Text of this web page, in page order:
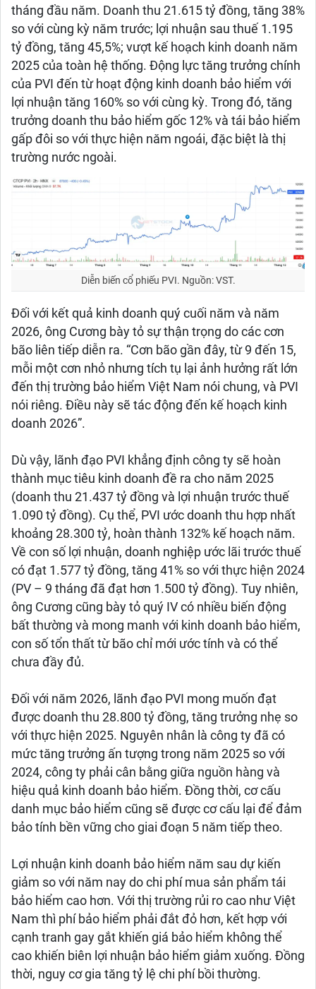
tháng đầu năm. Doanh thu 21.615 tỷ đồng, tăng 38%
so với cùng kỳ năm trước; lợi nhuận sau thuế 1.195
tỷ đồng, tăng 45,5%; vượt kế hoạch kinh doanh năm
2025 của toàn hệ thống. Động lực tăng trưởng chính
của PVI đến từ hoạt động kinh doanh bảo hiểm với
lợi nhuận tăng 160% so với cùng kỳ. Trong đó, tăng
trưởng doanh thu bảo hiểm gốc 12% và tái bảo hiểm
gấp đôi so với thực hiện năm ngoái, đặc biệt là thị
trường nước ngoài.
Diễn biến cổ phiếu PVI. Nguồn: VST.
Đối với kết quả kinh doanh quý cuối năm và năm
2026, ông Cương bày tỏ sự thận trọng do các cơn
bão liên tiếp diễn ra. “Cơn bão gần đây, từ 9 đến 15,
mỗi một cơn nhỏ nhưng tích tụ lại ảnh hưởng rất lớn
đến thị trường bảo hiểm Việt Nam nói chung, và PVI
nói riêng. Điều này sẽ tác động đến kế hoạch kinh
doanh 2026”.
Dù vậy, lãnh đạo PVI khẳng định công ty sẽ hoàn
thành mục tiêu kinh doanh đề ra cho năm 2025
(doanh thu 21.437 tỷ đồng và lợi nhuận trước thuế
1.090 tỷ đồng). Cụ thể, PVI ước doanh thu hợp nhất
khoảng 28.300 tỷ, hoàn thành 132% kế hoạch năm.
Về con số lợi nhuận, doanh nghiệp ước lãi trước thuế
có đạt 1.577 tỷ đồng, tăng 41% so với thực hiện 2024
(PV – 9 tháng đã đạt hơn 1.500 tỷ đồng). Tuy nhiên,
ông Cương cũng bày tỏ quý IV có nhiều biến động
bất thường và mong manh với kinh doanh bảo hiểm,
con số tổn thất từ bão chỉ mới ước tính và có thể
chưa đầy đủ.
Đối với năm 2026, lãnh đạo PVI mong muốn đạt
được doanh thu 28.800 tỷ đồng, tăng trưởng nhẹ so
với thực hiện 2025. Nguyên nhân là công ty đã có
mức tăng trưởng ấn tượng trong năm 2025 so với
2024, công ty phải cân bằng giữa nguồn hàng và
hiệu quả kinh doanh bảo hiểm. Đồng thời, cơ cấu
danh mục bảo hiểm cũng sẽ được cơ cấu lại để đảm
bảo tính bền vững cho giai đoạn 5 năm tiếp theo.
Lợi nhuận kinh doanh bảo hiểm năm sau dự kiến
giảm so với năm nay do chi phí mua sản phẩm tái
bảo hiểm cao hơn. Với thị trường rủi ro cao như Việt
Nam thì phí bảo hiểm phải đắt đỏ hơn, kết hợp với
cạnh tranh gay gắt khiến giá bảo hiểm không thể
cao khiến biên lợi nhuận bảo hiểm giảm xuống. Đồng
thời, nguy cơ gia tăng tỷ lệ chi phí bồi thường.